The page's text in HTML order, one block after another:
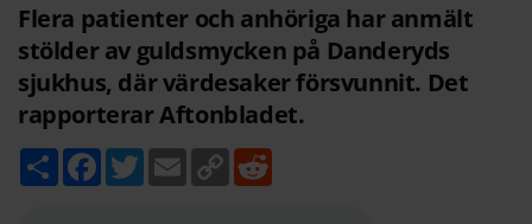
Flera patienter och anhöriga har anmält
stölder av guldsmycken på Danderyds
sjukhus, där värdesaker försvunnit. Det
rapporterar Aftonbladet.
D
e
F
c
T
w
E
m
a
C
o
p